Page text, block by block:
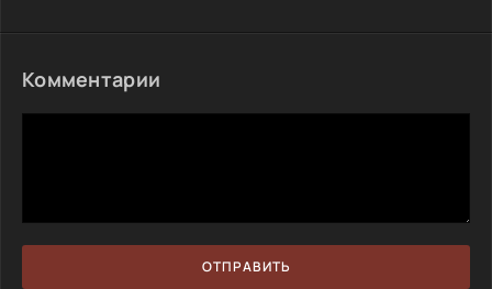
Комментарии
ОТПРАВИТЬ